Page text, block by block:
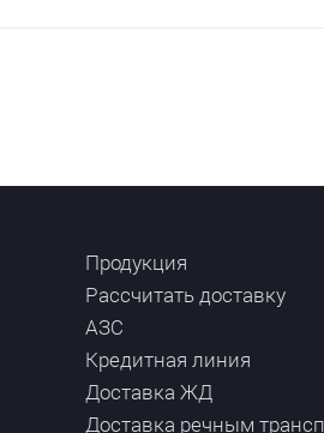
Продукция
Рассчитать доставку
АЗС
Кредитная линия
Доставка ЖД
Доставка речным